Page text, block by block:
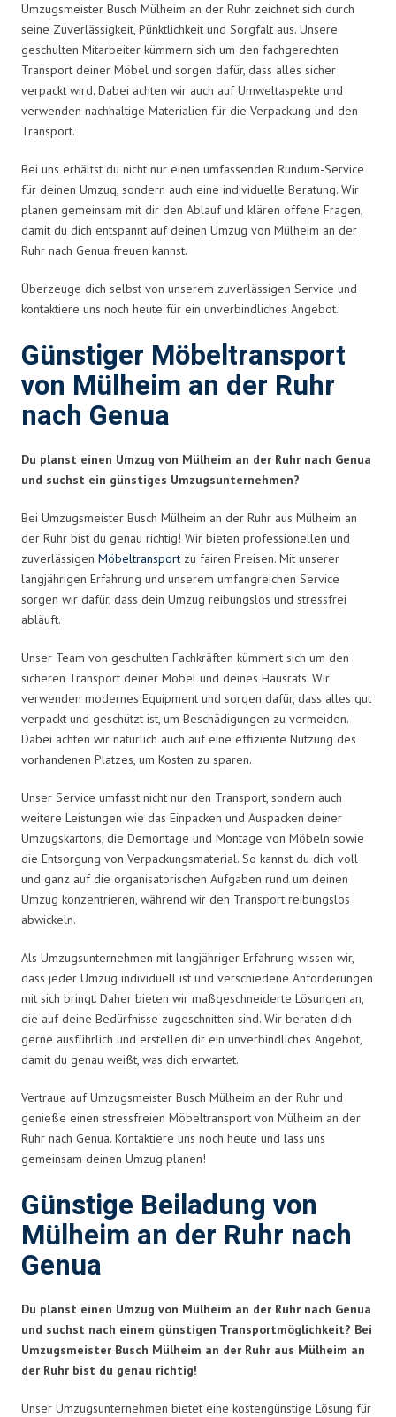
Umzugsmeister Busch Mülheim an der Ruhr zeichnet sich durch
seine Zuverlässigkeit, Pünktlichkeit und Sorgfalt aus. Unsere
geschulten Mitarbeiter kümmern sich um den fachgerechten
Transport deiner Möbel und sorgen dafür, dass alles sicher
verpackt wird. Dabei achten wir auch auf Umweltaspekte und
verwenden nachhaltige Materialien für die Verpackung und den
Transport.
Bei uns erhältst du nicht nur einen umfassenden Rundum-Service
für deinen Umzug, sondern auch eine individuelle Beratung. Wir
planen gemeinsam mit dir den Ablauf und klären offene Fragen,
damit du dich entspannt auf deinen Umzug von Mülheim an der
Ruhr nach Genua freuen kannst.
Überzeuge dich selbst von unserem zuverlässigen Service und
kontaktiere uns noch heute für ein unverbindliches Angebot.
Günstiger Möbeltransport
von Mülheim an der Ruhr
nach Genua
Du planst einen Umzug von Mülheim an der Ruhr nach Genua
und suchst ein günstiges Umzugsunternehmen?
Bei Umzugsmeister Busch Mülheim an der Ruhr aus Mülheim an
der Ruhr bist du genau richtig! Wir bieten professionellen und
zuverlässigen Möbeltransport zu fairen Preisen. Mit unserer
langjährigen Erfahrung und unserem umfangreichen Service
sorgen wir dafür, dass dein Umzug reibungslos und stressfrei
abläuft.
Unser Team von geschulten Fachkräften kümmert sich um den
sicheren Transport deiner Möbel und deines Hausrats. Wir
verwenden modernes Equipment und sorgen dafür, dass alles gut
verpackt und geschützt ist, um Beschädigungen zu vermeiden.
Dabei achten wir natürlich auch auf eine effiziente Nutzung des
vorhandenen Platzes, um Kosten zu sparen.
Unser Service umfasst nicht nur den Transport, sondern auch
weitere Leistungen wie das Einpacken und Auspacken deiner
Umzugskartons, die Demontage und Montage von Möbeln sowie
die Entsorgung von Verpackungsmaterial. So kannst du dich voll
und ganz auf die organisatorischen Aufgaben rund um deinen
Umzug konzentrieren, während wir den Transport reibungslos
abwickeln.
Als Umzugsunternehmen mit langjähriger Erfahrung wissen wir,
dass jeder Umzug individuell ist und verschiedene Anforderungen
mit sich bringt. Daher bieten wir maßgeschneiderte Lösungen an,
die auf deine Bedürfnisse zugeschnitten sind. Wir beraten dich
gerne ausführlich und erstellen dir ein unverbindliches Angebot,
damit du genau weißt, was dich erwartet.
Vertraue auf Umzugsmeister Busch Mülheim an der Ruhr und
genieße einen stressfreien Möbeltransport von Mülheim an der
Ruhr nach Genua. Kontaktiere uns noch heute und lass uns
gemeinsam deinen Umzug planen!
Günstige Beiladung von
Mülheim an der Ruhr nach
Genua
Du planst einen Umzug von Mülheim an der Ruhr nach Genua
und suchst nach einem günstigen Transportmöglichkeit? Bei
Umzugsmeister Busch Mülheim an der Ruhr aus Mülheim an
der Ruhr bist du genau richtig!
Unser Umzugsunternehmen bietet eine kostengünstige Lösung für